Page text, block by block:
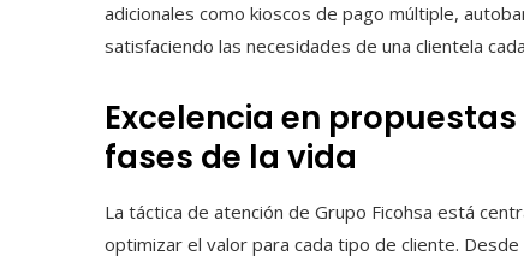
adicionales como kioscos de pago múltiple,
satisfaciendo las necesidades de una clientela
Excelencia en
fases de la vida
La táctica de atención de Grupo Ficohsa está
optimizar el valor para cada tipo de cliente.